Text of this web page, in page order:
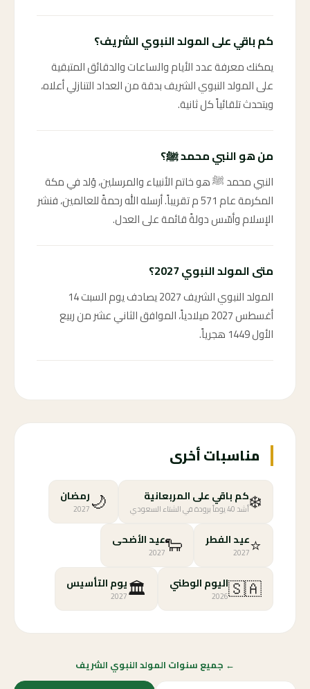
كم باقي على المولد النبوي الشريف؟
يمكنك معرفة عدد الأيام والساعات والدقائق المتبقية
على المولد النبوي الشريف بدقة من العداد التنازلي أعلاه،
ويتحدث تلقائياً كل ثانية.
من هو النبي محمد ﷺ؟
النبي محمد ﷺ هو خاتم الأنبياء والمرسلين، وُلد في مكة
المكرمة عام 571 م تقريباً. أرسله الله رحمةً للعالمين، فنشر
الإسلام وأسّس دولةً قائمة على العدل.
متى المولد النبوي 2027؟
المولد النبوي الشريف 2027 يصادف يوم السبت 14
أغسطس 2027 ميلادياً، الموافق الثاني عشر من ربيع
الأول 1449 هجرياً.
مناسبات أخرى
❄️كم باقي على المربعانية
أشد 40 يوماً برودة في الشتاء السعودي 🌙رمضان
2027
⭐عيد الفطر
2027
🐑عيد الأضحى
2027
🇸🇦اليوم الوطني
2026
🏛️يوم التأسيس
2027
← جميع سنوات المولد النبوي الشريف